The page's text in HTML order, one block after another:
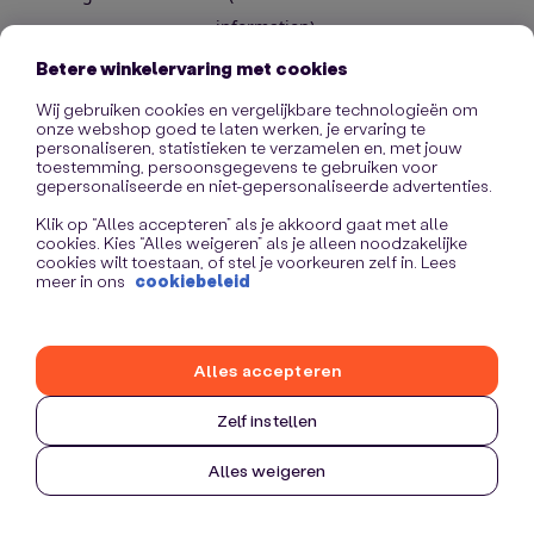
information).
Betere winkelervaring met cookies
Wij gebruiken cookies en vergelijkbare technologieën om
onze webshop goed te laten werken, je ervaring te
personaliseren, statistieken te verzamelen en, met jouw
toestemming, persoonsgegevens te gebruiken voor
gepersonaliseerde en niet-gepersonaliseerde advertenties.
Klik op “Alles accepteren” als je akkoord gaat met alle
cookies. Kies “Alles weigeren” als je alleen noodzakelijke
cookies wilt toestaan, of stel je voorkeuren zelf in. Lees
meer in ons cookiebeleid
Zelf instellen
Alles weigeren
Alles accepteren